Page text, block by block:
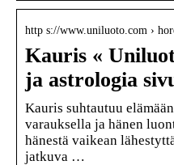
http s://www.uniluoto.com ›
Kauris «
ja astrologia
Kauris suhtautuu
varauksella ja hänen
hänestä vaikean
jatkuva …